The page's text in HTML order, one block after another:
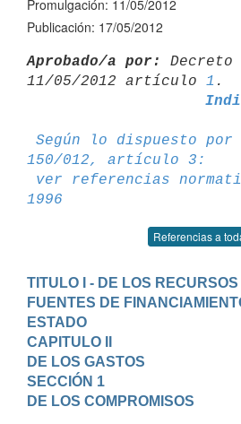
Promulgación: 11/05/2012
Publicación: 17/05/2012
Aprobado/a por:
Decreto
11/05/2012 artículo 1
Según lo dispuesto por
150/012, artículo 3:
ver referencias
1996
Referencias a
TITULO I - DE LOS
FUENTES DE
ESTADO
CAPITULO II
DE LOS GASTOS
SECCIÓN 1
DE LOS COMPROMISOS